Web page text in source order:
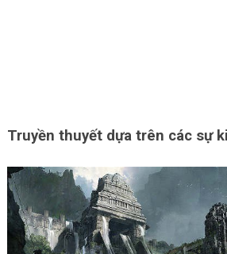
Truyền thuyết dựa trên các sự